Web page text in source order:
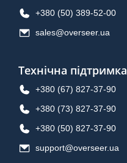
+380 (50) 389-52-00
sales@overseer.ua
Технічна підтримка
+380 (67) 827-37-90
+380 (73) 827-37-90
+380 (50) 827-37-90
support@overseer.ua